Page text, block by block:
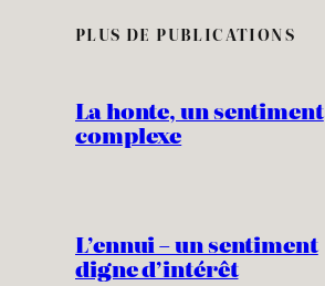
PLUS DE PUBLICATIONS
La honte, un sentiment
complexe
L’ennui – un sentiment
digne d’intérêt